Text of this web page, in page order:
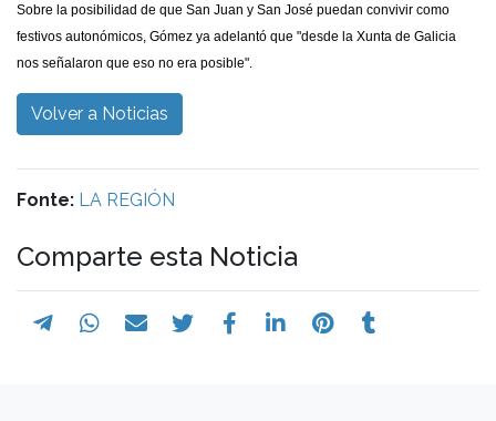
Sobre la posibilidad de que San Juan y San José puedan convivir como
festivos autonómicos, Gómez ya adelantó que "desde la Xunta de Galicia
nos señalaron que eso no era posible".
Volver a Noticias
Fonte: LA REGIÓN
Comparte esta Noticia